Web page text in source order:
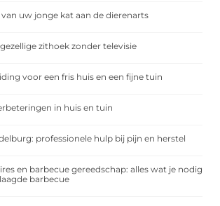
uw jonge kat aan de dierenarts
zithoek zonder televisie
voor een fris huis en een fijne tuin
in huis en tuin
professionele hulp bij pijn en herstel
en barbecue gereedschap: alles wat je nodig
barbecue